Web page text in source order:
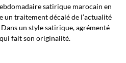
satirique marocain en
un traitement décalé de l’actualité
un style satirique, agrémenté
fait son originalité.